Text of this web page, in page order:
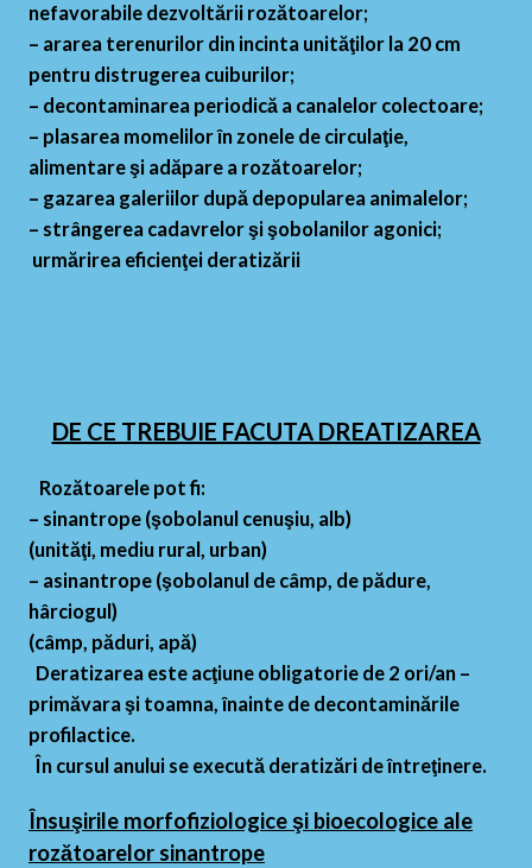
nefavorabile dezvoltării rozătoarelor;
– ararea terenurilor din incinta unităţilor la 20 cm
pentru distrugerea cuiburilor;
– decontaminarea periodică a canalelor colectoare;
– plasarea momelilor în zonele de circulaţie,
alimentare şi adăpare a rozătoarelor;
– gazarea galeriilor după depopularea animalelor;
– strângerea cadavrelor şi şobolanilor agonici;
urmărirea eficienţei deratizării
DE CE TREBUIE FACUTA DREATIZAREA
Rozătoarele pot fi:
– sinantrope (şobolanul cenuşiu, alb)
(unităţi, mediu rural, urban)
– asinantrope (şobolanul de câmp, de pădure,
hârciogul)
(câmp, păduri, apă)
Deratizarea este acţiune obligatorie de 2 ori/an –
primăvara şi toamna, înainte de decontaminările
profilactice.
În cursul anului se execută deratizări de întreţinere.
Însuşirile morfofiziologice şi bioecologice ale
rozătoarelor sinantrope